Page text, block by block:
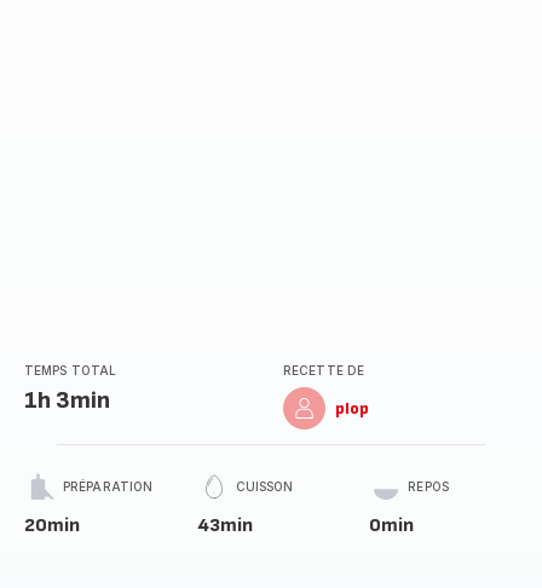
TEMPS TOTAL
1h 3min
RECETTE DE
plop
PRÉPARATION
20min
CUISSON
43min
REPOS
0min